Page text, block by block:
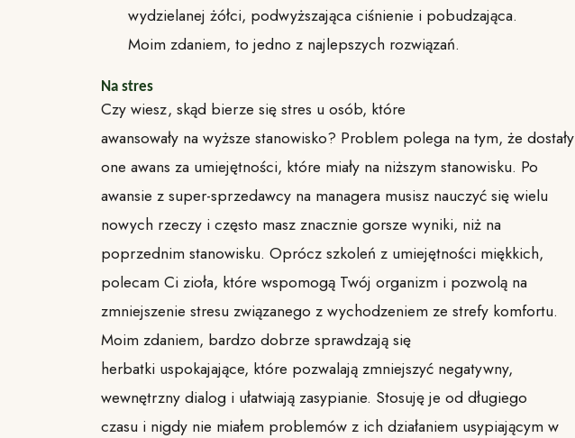
wydzielanej żółci, podwyższająca ciśnienie i pobudzająca.
Moim zdaniem, to jedno z najlepszych rozwiązań.
Na stres
Czy wiesz, skąd bierze się stres u osób, które
awansowały na wyższe stanowisko? Problem polega na tym, że dostały
one awans za umiejętności, które miały na niższym stanowisku. Po
awansie z super-sprzedawcy na managera musisz nauczyć się wielu
nowych rzeczy i często masz znacznie gorsze wyniki, niż na
poprzednim stanowisku. Oprócz szkoleń z umiejętności miękkich,
polecam Ci zioła, które wspomogą Twój organizm i pozwolą na
zmniejszenie stresu związanego z wychodzeniem ze strefy komfortu.
Moim zdaniem, bardzo dobrze sprawdzają się
herbatki uspokajające, które pozwalają zmniejszyć negatywny,
wewnętrzny dialog i ułatwiają zasypianie. Stosuję je od długiego
czasu i nigdy nie miałem problemów z ich działaniem usypiającym w